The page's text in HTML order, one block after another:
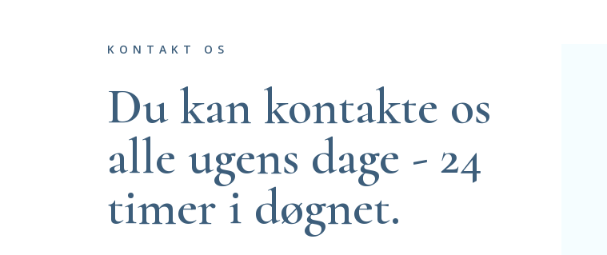
KONTAKT OS
Du kan kontakte os
alle ugens dage - 24
timer i døgnet.